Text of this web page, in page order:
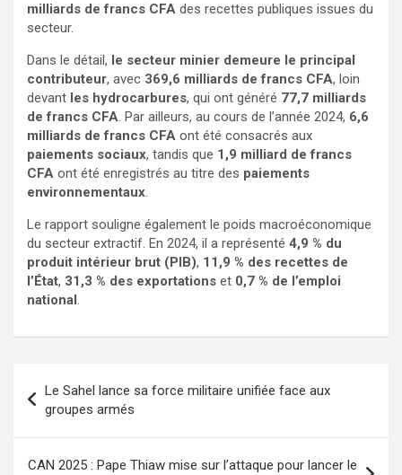
milliards de francs CFA des recettes publiques issues du
secteur.
Dans le détail, le secteur minier demeure le principal
contributeur, avec 369,6 milliards de francs CFA, loin
devant les hydrocarbures, qui ont généré 77,7 milliards
de francs CFA. Par ailleurs, au cours de l’année 2024, 6,6
milliards de francs CFA ont été consacrés aux
paiements sociaux, tandis que 1,9 milliard de francs
CFA ont été enregistrés au titre des paiements
environnementaux.
Le rapport souligne également le poids macroéconomique
du secteur extractif. En 2024, il a représenté 4,9 % du
produit intérieur brut (PIB), 11,9 % des recettes de
l’État, 31,3 % des exportations et 0,7 % de l’emploi
national.
Le Sahel lance sa force militaire unifiée face aux
groupes armés
CAN 2025 : Pape Thiaw mise sur l’attaque pour lancer le